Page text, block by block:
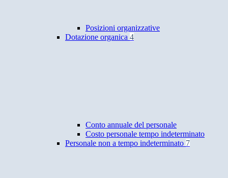
Posizioni organizzative
Dotazione organica 4
Conto annuale del personale
Costo personale tempo indeterminato
Personale non a tempo indeterminato 7